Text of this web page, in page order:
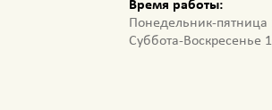
Время работы:
Понедельник-пятница
Суббота-Воскресенье